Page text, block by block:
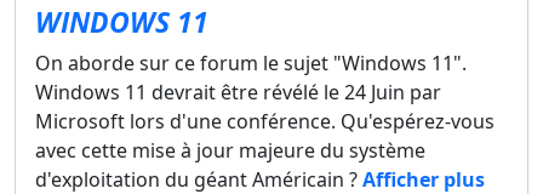
WINDOWS 11
On aborde sur ce forum le sujet "Windows 11".
Windows 11 devrait être révélé le 24 Juin par
Microsoft lors d'une conférence. Qu'espérez-vous
avec cette mise à jour majeure du système
d'exploitation du géant Américain ?Afficher plus